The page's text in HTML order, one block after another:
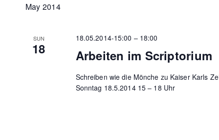
May 2014
SUN
18 Arbeiten im Scriptorium
18.05.2014-15:00 – 18:00
Schreiben wie die Mönche zu Kaiser Karls
Sonntag 18.5.2014 15 – 18 Uhr